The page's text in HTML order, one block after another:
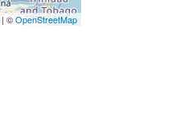
| ©OpenStreetMap